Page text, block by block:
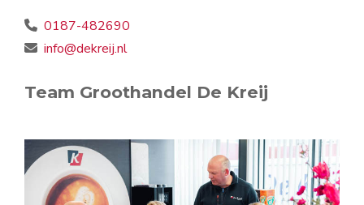
0187-482690
info@dekreij.nl
Team Groothandel De Kreij